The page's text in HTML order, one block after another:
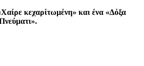
κεχαρίτωμένη» και ένα «Δόξα